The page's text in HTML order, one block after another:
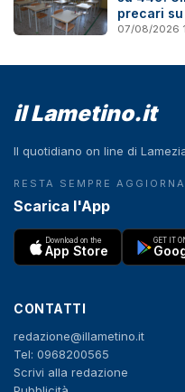
precari su
07/08/2026
il Lametino.it
Il quotidiano on line di
RESTA SEMPRE
Scarica l'App
Download on the
App Store
GET IT
CONTATTI
redazione@illametino.it
Tel: 0968200565
Scrivi alla redazione